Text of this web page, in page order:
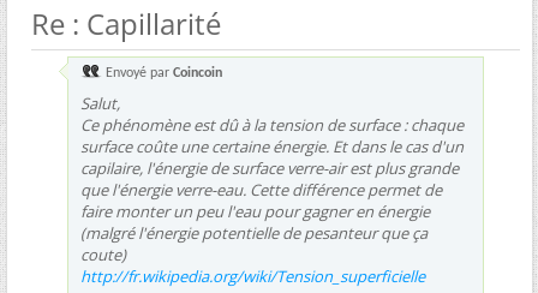
Re : Capillarité
Envoyé par Coincoin
Salut,
Ce phénomène est dû à la tension de surface : chaque
surface coûte une certaine énergie. Et dans le cas d'un
capilaire, l'énergie de surface verre-air est plus grande
que l'énergie verre-eau. Cette différence permet de
faire monter un peu l'eau pour gagner en énergie
(malgré l'énergie potentielle de pesanteur que ça
coute)
http://fr.wikipedia.org/wiki/Tension_superficielle